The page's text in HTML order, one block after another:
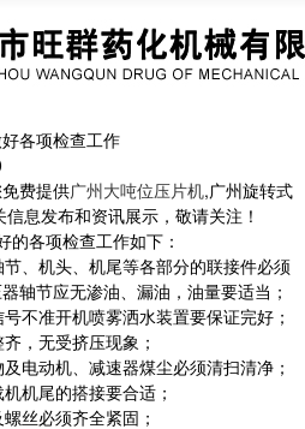
各项检查工作
费提供广州大吨位压片机,广州旋转式
息发布和资讯展示，敬请关注！
的各项检查工作如下：
、机头、机尾等各部分的联接件必须
轴节应无渗油、漏油，油量要适当；
不准开机喷雾洒水装置要保证完好；
，无受挤压现象；
电动机、减速器煤尘必须清扫清净；
机尾的搭接要合适；
丝必须齐全紧固；